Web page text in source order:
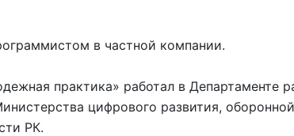
в частной компании.
практика» работал в Департаменте
цифрового развития,
РК.